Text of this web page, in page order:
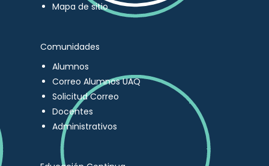
Mapa de sitio
Comunidades
Alumnos
Correo Alumnos UAQ
Solicitud Correo
Docentes
Administrativos